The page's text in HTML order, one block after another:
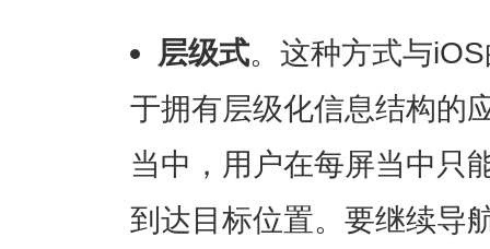
层级式。这种方式与
于拥有层级化信息结构的
当中，用户在每屏当中只
到达目标位置。要继续导